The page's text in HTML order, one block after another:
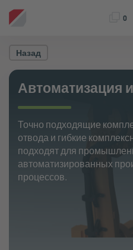
0
Назад
Автоматизация
Точно подходящие
отвода и гибкие
подходят для
автоматизированных
процессов.